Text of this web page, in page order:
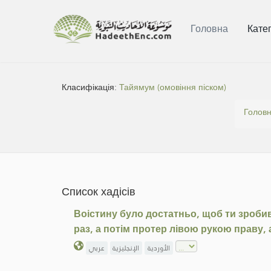
Головна
Класифікація:Тайямум (омовіння піском)
Список хадісів
Воістину було достатньо, щоб ти
раз, а потім протер лівою рукою
عربي الإنجليزية الأوردية